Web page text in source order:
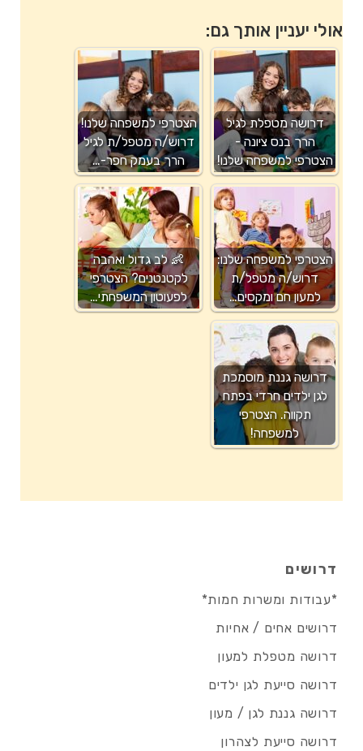
אולי יעניין אותך גם:
דרושה מטפלת לגיל
הרך בנס ציונה -
הצטרפי למשפחה שלנו!
הצטרפי למשפחה שלנו!
דרוש/ה מטפל/ת לגיל
הרך בעמק חפר-…
הצטרפי למשפחה שלנו:
דרוש/ה מטפל/ת
למעון חם ומקסים…
👶 לב גדול ואהבה
לקטנטנים? הצטרפי
לפעוטון המשפחתי…
דרושה גננת מוסמכת
לגן ילדים חרדי בפתח
תקווה. הצטרפי
למשפחה!
דרושים
*עבודות ומשרות חמות*
דרושים אחים / אחיות
דרושה מטפלת למעון
דרושה סייעת לגן ילדים
דרושה גננת לגן / מעון
דרושה סייעת לצהרון